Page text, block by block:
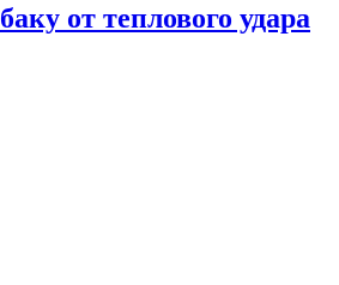
от теплового удара